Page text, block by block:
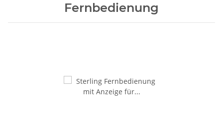
Fernbedienung